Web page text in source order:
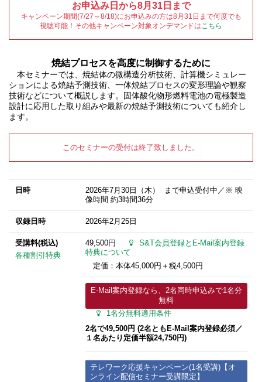
お申込み日から8月31日まで
キャンペーン期間(7/27～8/18)にお申込みの方は8月31日まで何度でも
視聴可能！その他キャンペーン対象オンデマンドはこちら
焼結プロセスを高度に制御するために
本セミナーでは、焼結体の微構造分析技術、計算機シミュレー
ションによる焼結予測技術、一体焼結プロセスの変形理論や観察
技術などについて概説します。固体酸化物形燃料電池の電極製造
設計に応用した取り組みや最新の焼結予測技術についても紹介し
ます。
このセミナーの受付は終了致しました。
日時 2026年7月30日
（木） まで申込受付中／※ 映
像時間 約3時間36分
収録日時 2026年2月25日
受講料(税込)
各種割引特典
49,500円
S&T会員登録とE-Mail案内登録
特典について
定価：本体45,000円＋税4,500円
E-Mail案内登録なら、2名同時申込みで1名分
無料
1名分無料適用条件
2名で49,500円 (2名ともE-Mail案内登録必須／
１名あたり定価半額24,750円)
テレワーク応援キャンペーン(1名受講)【オ
ンライン配信セミナー受講限定】